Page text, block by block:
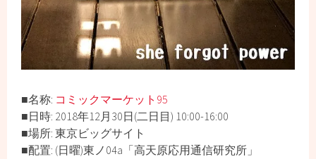
■名称: コミックマーケット 95
■日時: 2018年12月30日(二日目) 10:00-16:00
■場所: 東京ビッグサイト
■配置: (日曜)東ノ04a「高天原応用通信研究所」